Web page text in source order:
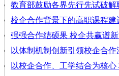
教育部鼓励各界先行先试破解
校企合作背景下的高职课程建
强强合作结硕果 校企共赢谱
以体制机制创新引领校企合作
以校企合作、工学结合为核